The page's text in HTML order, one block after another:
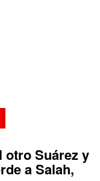
otro Suárez y
a Salah,